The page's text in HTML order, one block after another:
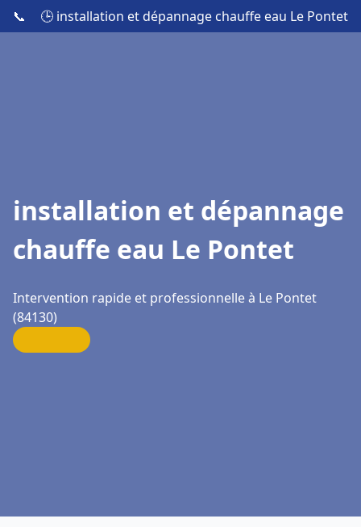
📞 🕒 installation et dépannage chauffe eau Le Pontet
installation et dépannage
chauffe eau Le Pontet
Intervention rapide et professionnelle à Le Pontet
(84130)